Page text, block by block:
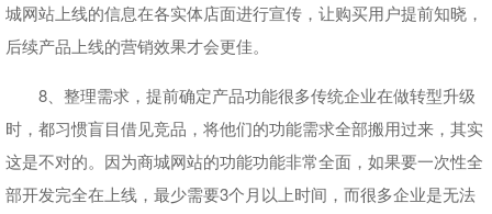
城网站上线的信息在各实体店面进行宣传，让购买用户提前知晓，
后续产品上线的营销效果才会更佳。
8、整理需求，提前确定产品功能很多传统企业在做转型升级
时，都习惯盲目借见竞品，将他们的功能需求全部搬用过来，其实
这是不对的。因为商城网站的功能功能非常全面，如果要一次性全
部开发完全在上线，最少需要3个月以上时间，而很多企业是无法